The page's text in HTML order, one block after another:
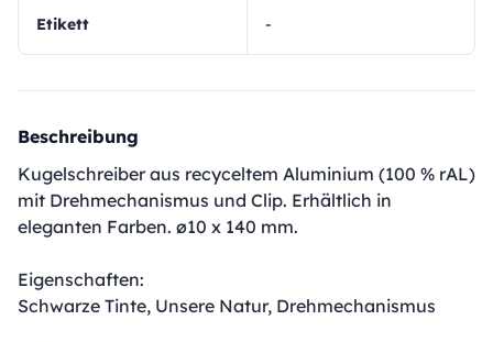
Etikett -
Beschreibung
Kugelschreiber aus recyceltem Aluminium (100 % rAL)
mit Drehmechanismus und Clip. Erhältlich in
eleganten Farben. ø10 x 140 mm.
Eigenschaften:
Schwarze Tinte, Unsere Natur, Drehmechanismus